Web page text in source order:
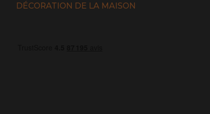
DÉCORATION DE LA MAISON